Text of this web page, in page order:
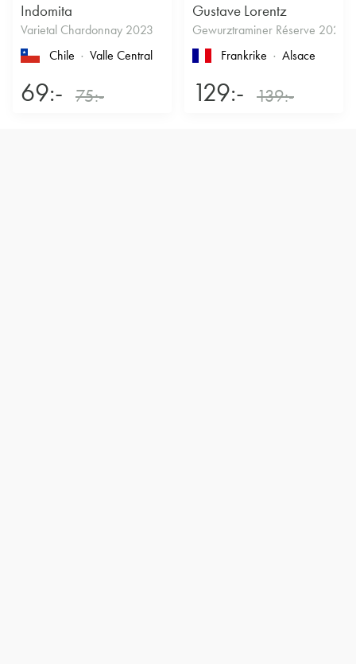
Indomita
Varietal Chardonnay 2023
Chile
Valle Central
69:- 75:-
Gustave Lorentz
Gewurztraminer Réserve 2025
Frankrike
Alsace
129:- 139:-